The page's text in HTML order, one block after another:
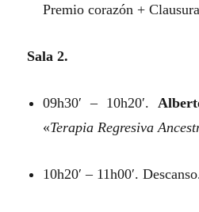
Premio corazón +
Sala 2.
09h30′ – 10h20′.
«Terapia Regresiva
10h20′ – 11h00′.